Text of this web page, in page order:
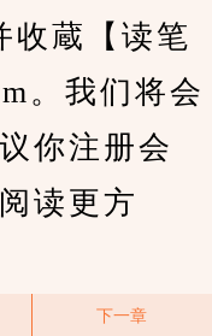
收蔵【读笔
。我们将会
你注册会
读更方
下一章